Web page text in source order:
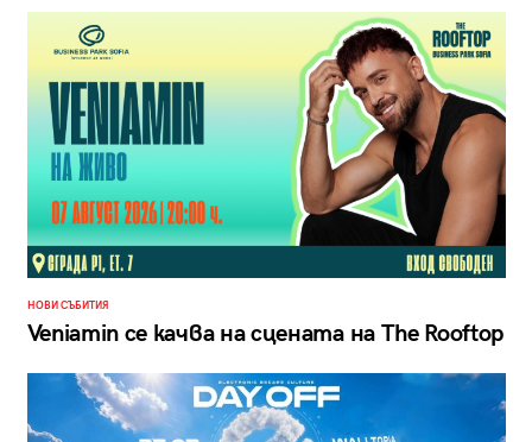
НОВИ СЪБИТИЯ
Veniamin се качва на сцената на The Rooftop